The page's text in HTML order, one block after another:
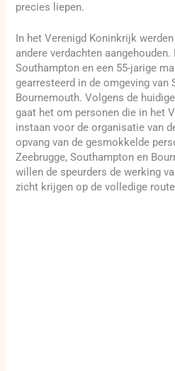
precies liepen.
In het Verenigd Koninkrijk
andere verdachten
Southampton en een 55-jarige
gearresteerd in de omgeving van
Bournemouth. Volgens de
gaat het om personen die in het
instaan voor de organisatie van
opvang van de gesmokkelde
Zeebrugge, Southampton en
willen de speurders de werking
zicht krijgen op de volledige